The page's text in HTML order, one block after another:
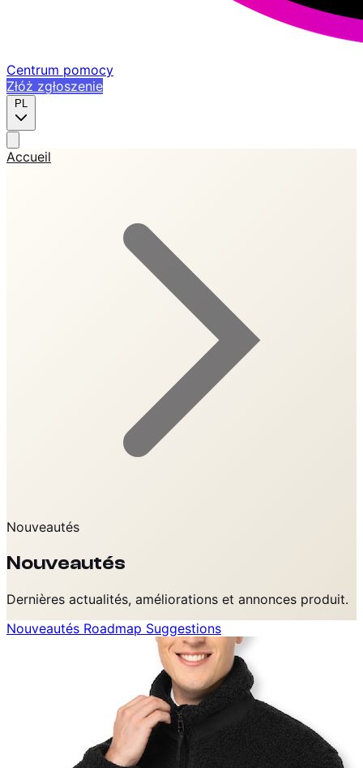
Centrum pomocy
Złóż zgłoszenie
PL
Accueil
Nouveautés
Nouveautés
Dernières actualités, améliorations et annonces produit.
Nouveautés Roadmap Suggestions